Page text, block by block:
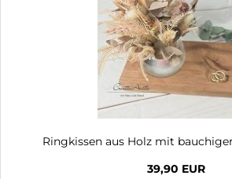
Ringkissen aus Holz mit
39,90 EUR